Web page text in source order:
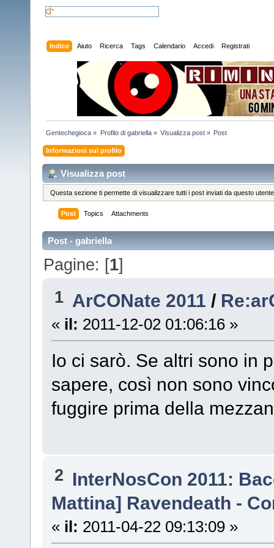
Indice Aiuto Ricerca Tags Calendario Accedi Registrati
Gentechegioca » Profilo di gabriella» Visualizza post» Post
Informazioni sul profilo
Visualizza post
Questa sezione ti permette di visualizzare tutti i post inviati da questo
Post Topics Attachments
Post - gabriella
Pagine: [1]
1 ArCONate 2011 /
« il: 2011-12-02 01:06:16 »
Io ci sarò. Se altri sono in
sapere, così non sono
fuggire prima della
2 InterNosCon 2011:
Mattina] Ravendeath -
« il: 2011-04-22 09:13:09 »